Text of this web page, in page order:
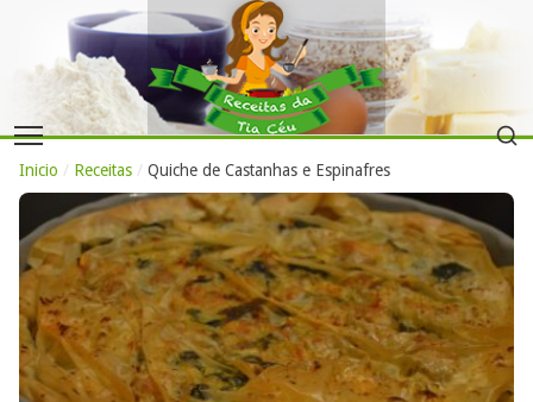
Inicio / Receitas / Quiche de Castanhas e Espinafres